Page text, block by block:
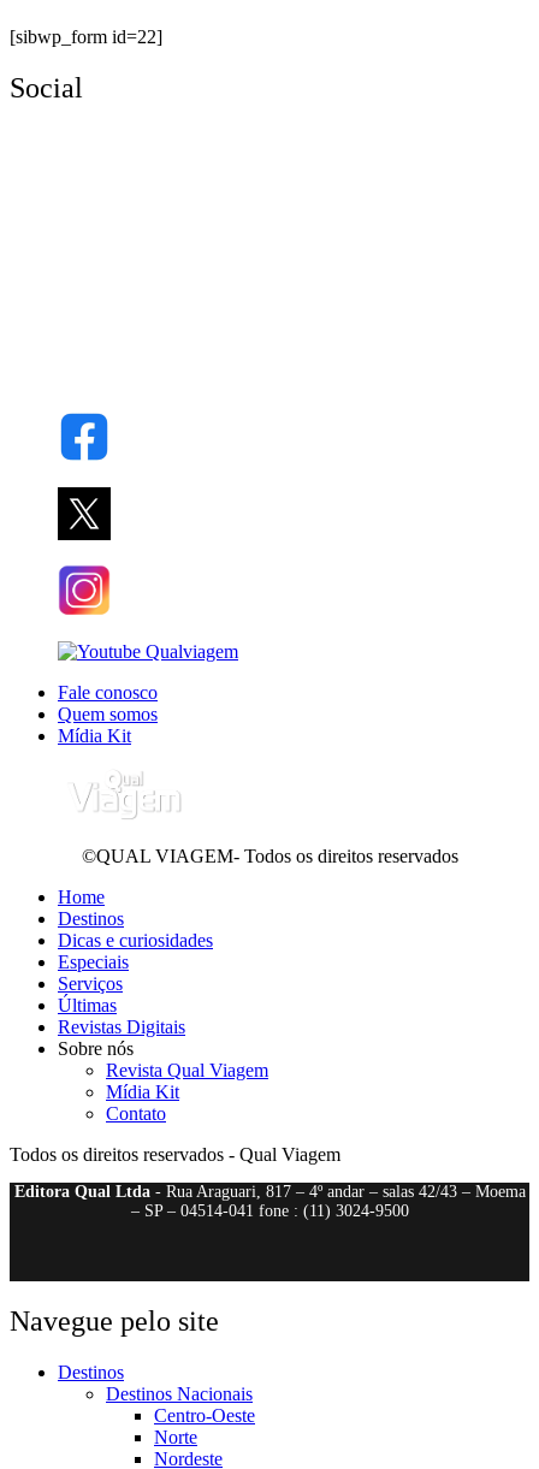
[sibwp_form id=22]
Social
Fale conosco
Quem somos
Mídia Kit
©QUAL VIAGEM- Todos os direitos reservados
Home
Destinos
Dicas e curiosidades
Especiais
Serviços
Últimas
Revistas Digitais
Sobre nós
Revista Qual Viagem
Mídia Kit
Contato
Todos os direitos reservados - Qual Viagem
Editora Qual Ltda- Rua Araguari, 817 – 4º andar – salas 42/43 – Moema
– SP – 04514-041 fone : (11) 3024-9500
Navegue pelo site
Destinos
Destinos Nacionais
Centro-Oeste
Norte
Nordeste